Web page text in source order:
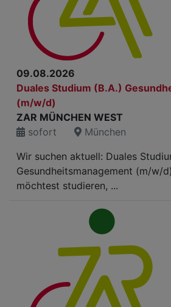
09.08.2026
Duales Studium (B.A.)
(m/w/d)
ZAR MÜNCHEN WEST
sofort
München
Wir suchen aktuell: Duales
Gesundheitsmanagement (m/w/
möchtest studieren, ...